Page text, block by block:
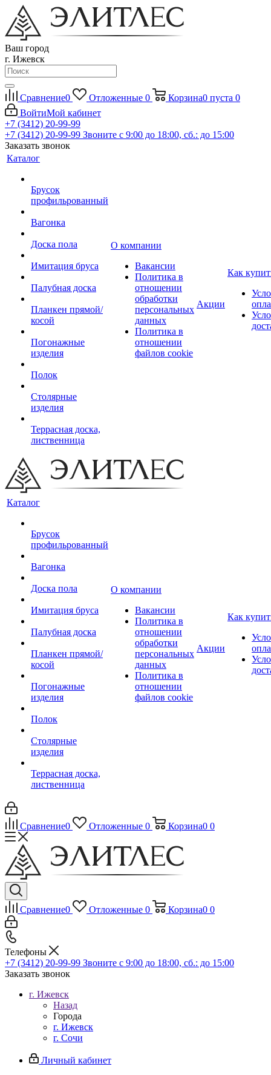
Ваш город
г. Ижевск
Сравнение0 Отложенные 0 Корзина0 пуста 0
ВойтиМой кабинет
+7 (3412) 20-99-99
+7 (3412) 20-99-99 Звоните с 9:00 до 18:00, сб.: до 15:00
Заказать звонок
Каталог
Брусок
профильрованный
Вагонка
Доска пола
Имитация бруса
Палубная доска
Планкен прямой/
косой
Погонажные
изделия
Полок
Столярные
изделия
Террасная доска,
лиственница
О компании
Вакансии
Политика в
отношении
обработки
персональных
данных
Политика в
отношении
файлов cookie
Акции
Как
Каталог
Брусок
профильрованный
Вагонка
Доска пола
Имитация бруса
Палубная доска
Планкен прямой/
косой
Погонажные
изделия
Полок
Столярные
изделия
Террасная доска,
лиственница
О компании
Вакансии
Политика в
отношении
обработки
персональных
данных
Политика в
отношении
файлов cookie
Акции
Как
Сравнение0 Отложенные 0 Корзина0 0
Сравнение0 Отложенные 0 Корзина0 0
Телефоны
+7 (3412) 20-99-99 Звоните с 9:00 до 18:00, сб.: до 15:00
Заказать звонок
г. Ижевск
Назад
Города
г. Ижевск
г. Сочи
Личный кабинет